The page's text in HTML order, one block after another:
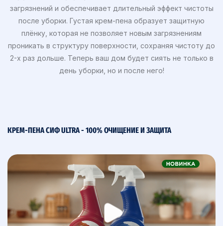
загрязнений и обеспечивает длительный эффект чистоты
после уборки. Густая крем-пена образует защитную
плёнку, которая не позволяет новым загрязнениям
проникать в структуру поверхности, сохраняя чистоту до
2-х раз дольше. Теперь ваш дом будет сиять не только в
день уборки, но и после него!
КРЕМ-ПЕНА СИФ ULTRA - 100% ОЧИЩЕНИЕ И ЗАЩИТА